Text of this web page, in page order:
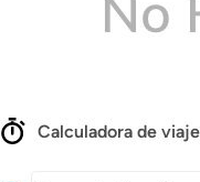
Calculadora de viaje